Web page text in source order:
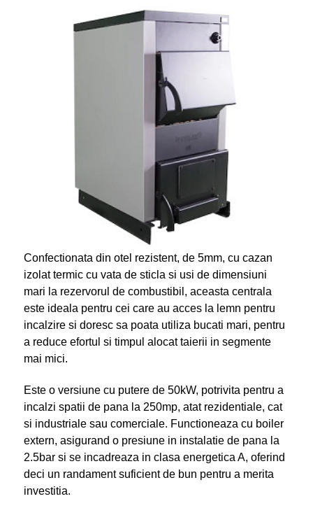
Confectionata din otel rezistent, de 5mm, cu cazan
izolat termic cu vata de sticla si usi de dimensiuni
mari la rezervorul de combustibil, aceasta centrala
este ideala pentru cei care au acces la lemn pentru
incalzire si doresc sa poata utiliza bucati mari, pentru
a reduce efortul si timpul alocat taierii in segmente
mai mici.
Este o versiune cu putere de 50kW, potrivita pentru a
incalzi spatii de pana la 250mp, atat rezidentiale, cat
si industriale sau comerciale. Functioneaza cu boiler
extern, asigurand o presiune in instalatie de pana la
2.5bar si se incadreaza in clasa energetica A, oferind
deci un randament suficient de bun pentru a merita
investitia.